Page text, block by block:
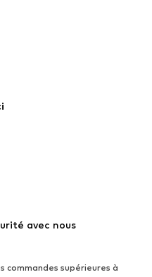
avec nous
commandes supérieures à